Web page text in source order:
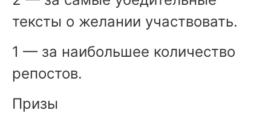
тексты о желании участвовать.
1 — за наибольшее количество
репостов.
Призы